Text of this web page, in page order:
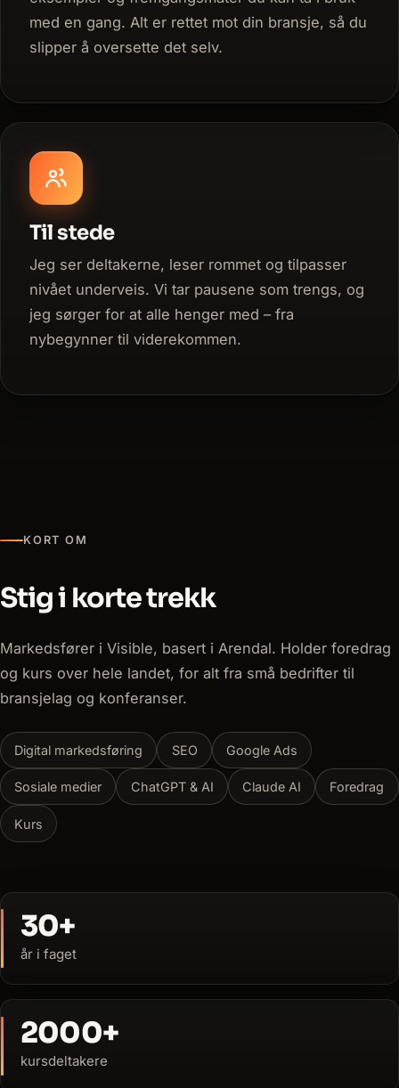
med en gang. Alt er rettet mot din bransje, så du
slipper å oversette det selv.
Til stede
Jeg ser deltakerne, leser rommet og tilpasser
nivået underveis. Vi tar pausene som trengs, og
jeg sørger for at alle henger med – fra
nybegynner til viderekommen.
KORT OM
Stig i korte trekk
Markedsfører i Visible, basert i Arendal. Holder foredrag
og kurs over hele landet, for alt fra små bedrifter til
bransjelag og konferanser.
Digital markedsføring SEO Google Ads
Sosiale medier ChatGPT & AI Claude AI Foredrag
Kurs
30+
år i faget
2000+
kursdeltakere